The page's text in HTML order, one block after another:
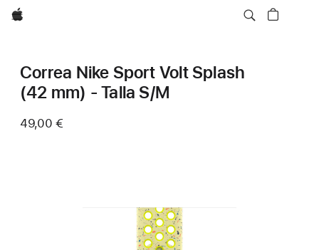
Apple
Correa Nike Sport Volt Splash
(42 mm) - Talla S/M
49,00 €